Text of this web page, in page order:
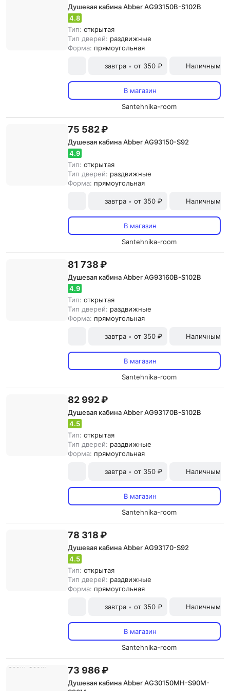
Душевая кабина Abber AG93150B-S102B
4.8
Тип: открытая
Тип дверей: раздвижные
Форма: прямоугольная
завтра • от 350 ₽ Наличными
В магазин
Santehnika-room
75 582 ₽
Душевая кабина Abber AG93150-S92
4.9
Тип: открытая
Тип дверей: раздвижные
Форма: прямоугольная
завтра • от 350 ₽ Наличными
В магазин
Santehnika-room
81 738 ₽
Душевая кабина Abber AG93160B-S102B
4.9
Тип: открытая
Тип дверей: раздвижные
Форма: прямоугольная
завтра • от 350 ₽ Наличными
В магазин
Santehnika-room
82 992 ₽
Душевая кабина Abber AG93170B-S102B
4.5
Тип: открытая
Тип дверей: раздвижные
Форма: прямоугольная
завтра • от 350 ₽ Наличными
В магазин
Santehnika-room
78 318 ₽
Душевая кабина Abber AG93170-S92
4.5
Тип: открытая
Тип дверей: раздвижные
Форма: прямоугольная
завтра • от 350 ₽ Наличными
В магазин
Santehnika-room
73 986 ₽
Душевая кабина Abber AG30150MH-S90M-